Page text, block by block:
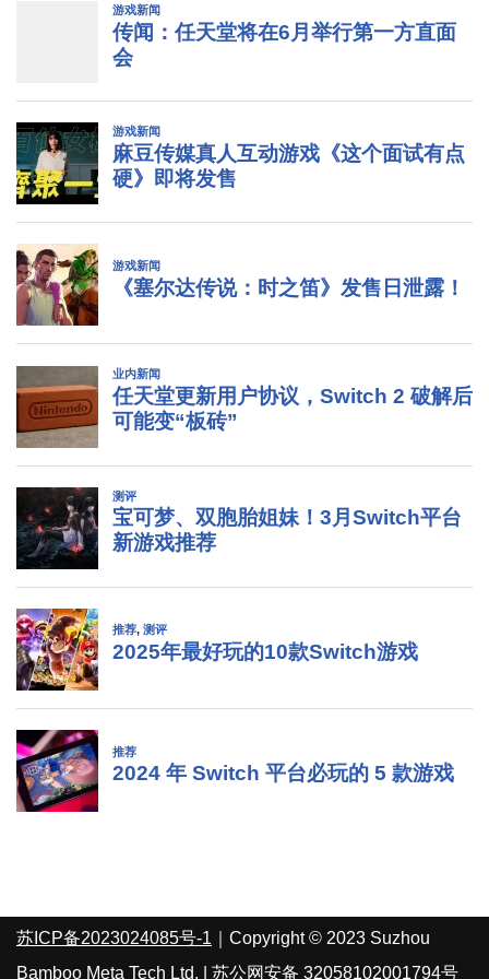
苏ICP备2023024085号-1 ｜Copyright © 2023 Suzhou
Bamboo Meta Tech Ltd. | 苏公网安备 32058102001794号